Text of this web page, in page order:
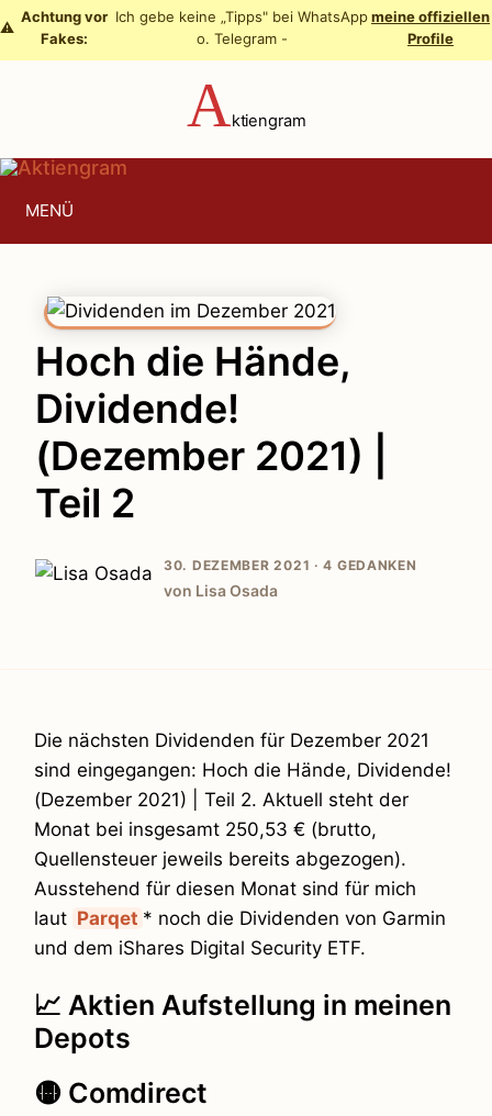
Zum
Inhalt
⚠️
Achtung vor
Fakes:
Ich gebe keine „Tipps" bei WhatsApp
o. Telegram -
meine offiziellen
Profile
Aktiengram
MENÜ
Hoch die Hände,
Dividende!
(Dezember 2021) |
Teil 2
30. DEZEMBER 2021 ·4 GEDANKEN
von Lisa Osada
Die nächsten Dividenden für Dezember 2021
sind eingegangen: Hoch die Hände, Dividende!
(Dezember 2021) | Teil 2. Aktuell steht der
Monat bei insgesamt 250,53 € (brutto,
Quellensteuer jeweils bereits abgezogen).
Ausstehend für diesen Monat sind für mich
laut Parqet * noch die Dividenden von Garmin
und dem iShares Digital Security ETF.
📈 Aktien Aufstellung in meinen
Depots
🟡 Comdirect